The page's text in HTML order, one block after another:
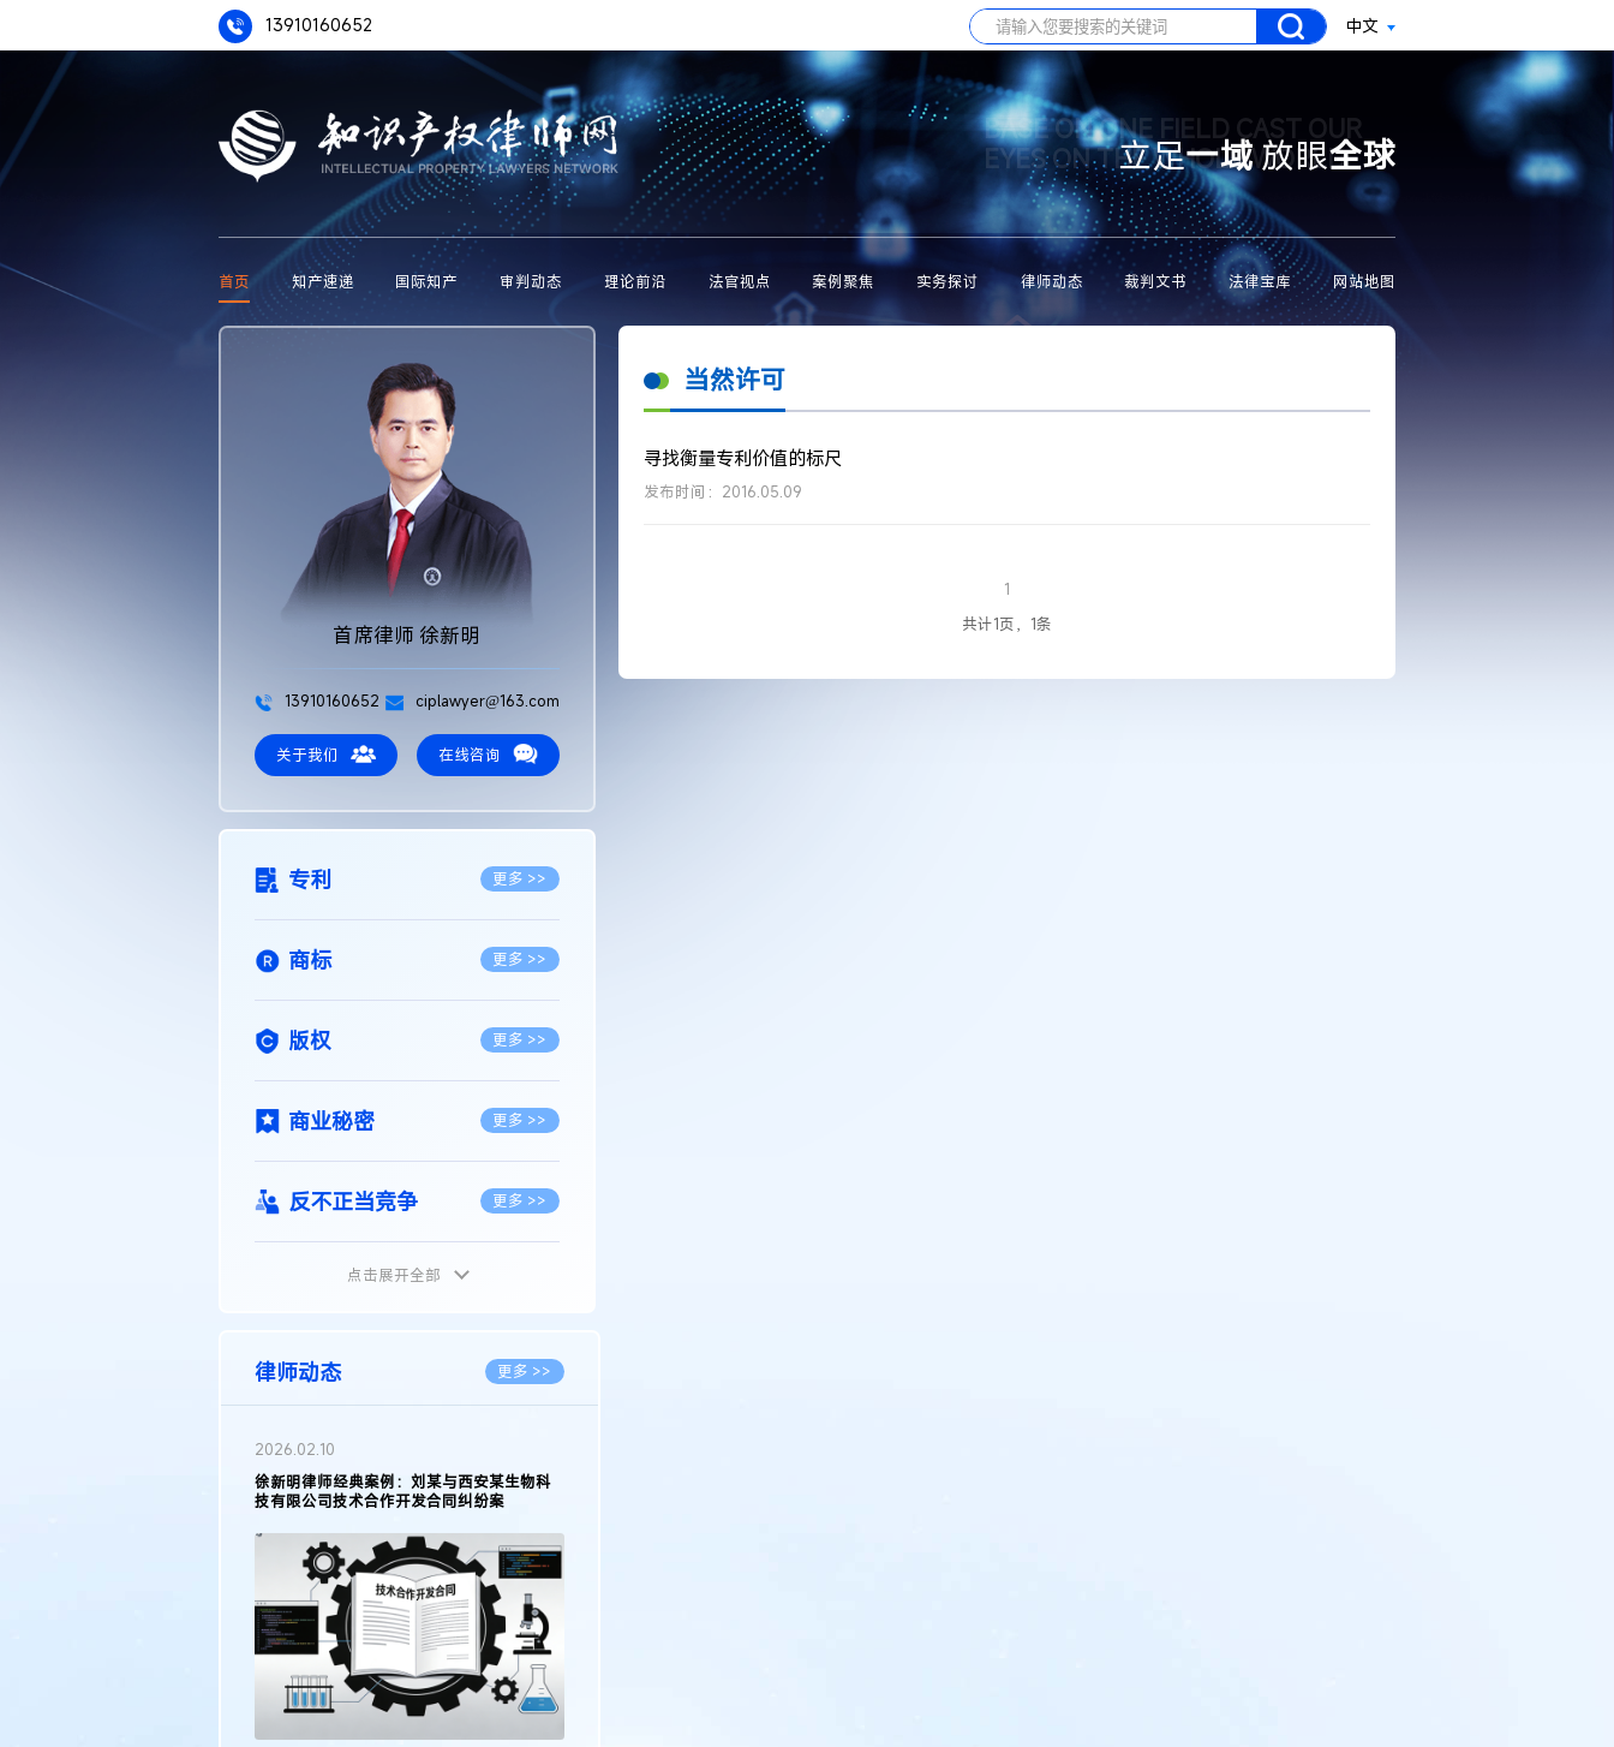
13910160652 中文
BASE ON ONE FIELD CAST OUR
EYES ON THE WHOLE WORLD
立足一域放眼全球
首页 知产速递 国际知产 审判动态 理论前沿 法官视点 案例聚焦 实务探讨 律师动态 裁判文书 法律宝库 网站地图
首席律师 徐新明
13910160652 ciplawyer@163.com
关于我们 在线咨询
专利 更多 >>
商标 更多 >>
版权 更多 >>
商业秘密 更多 >>
反不正当竞争 更多 >>
植物新品种
地理标志 更多 >>
集成电路布图设计
传统文化 更多 >>
点击展开全部
律师动态 更多 >>
2026.02.10
徐新明律师经典案例：刘某与西安某生物科
技有限公司技术合作开发合同纠纷案
当然许可
寻找衡量专利价值的标尺
发布时间：2016.05.09
1
共计1页，1条